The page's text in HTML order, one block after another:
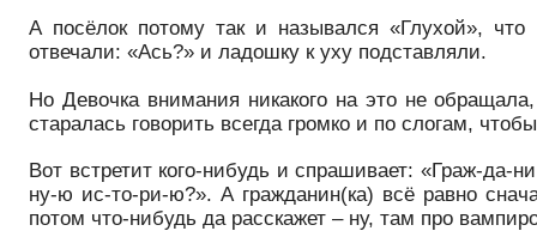
А посёлок потому так и назывался «Глухой»,
отвечали: «Ась?» и ладошку к уху подставляли.
Но Девочка внимания никакого на это не
старалась говорить всегда громко и по слогам,
Вот встретит кого-нибудь и спрашивает: «Граж-да-
ну-ю ис-то-ри-ю?». А гражданин(ка) всё равно
потом что-нибудь да расскажет – ну, там про